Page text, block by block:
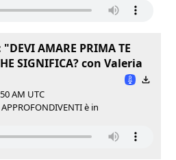
AMARE PRIMA TE
SIGNIFICA? con Valeria
AM UTC
è in